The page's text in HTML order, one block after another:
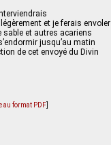
et je ferais envoler
sable et autres acariens
jusqu’au matin
de cet envoyé du Divin
au format PDF